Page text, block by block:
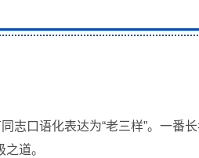
口语化表达为“老三样”。一番
道。